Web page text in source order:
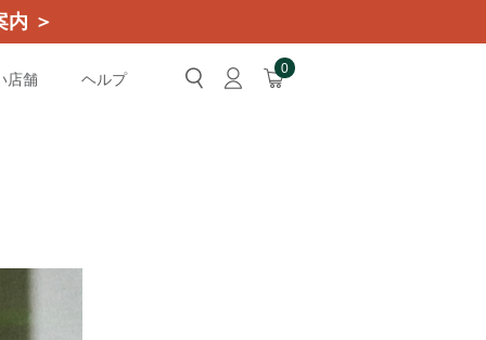
内 ＞
0
店舗 ヘルプ